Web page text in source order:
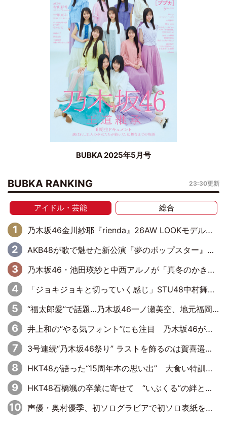
BUBKA 2025年5月号
BUBKA RANKING 23:30更新
アイドル・芸能 総合
乃木坂46金川紗耶『rienda』26AW LOOKモデルに就任
AKB48が歌で魅せた新公演『夢のポップスター』 初日から全身全霊のステージ
乃木坂46・池田瑛紗と中西アルノが「真冬のかき氷」騒動で火花散らす！ 因縁の裏にあるのは、逆境をともに“凌”ぐ似た者同士の絆
「ジョキジョキと切っていく感じ」STU48中村舞、新しい挑戦は自らの手で
“福太郎愛”で話題…乃木坂46一ノ瀬美空、地元福岡『めんべい25周年トップサポーター』に就任
井上和の“やる気フォント”にも注目 乃木坂46が挑んだ書道パフォーマンスの舞台裏
3号連続“乃木坂46祭り” ラストを飾るのは賀喜遥香…5年ぶりの登場に「5年分大人になった私を見ていただけたら」
HKT48が語った“15周年本の思い出” 大食い特訓・守護霊企画・制服グラビア…盛りだくさんの裏話
HKT48石橋颯の卒業に寄せて “いぶくる”の絆と後輩・龍頭綺音の決意
声優・奥村優季、初ソログラビアで初ソロ表紙を飾る！ 初めて見せる表情や、声優を志したきっかけなどを語った必読のインタビューを掲載